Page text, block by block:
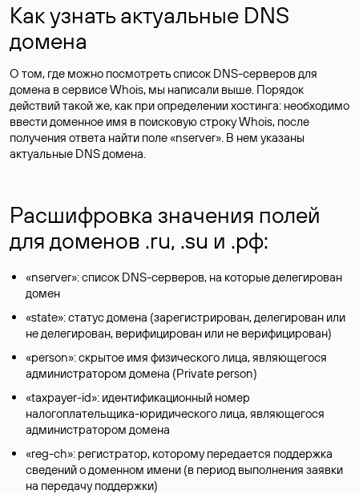
Как узнать актуальные DNS
домена
О том, где можно посмотреть список DNS-серверов для
домена в сервисе Whois, мы написали выше. Порядок
действий такой же, как при определении хостинга: необходимо
ввести доменное имя в поисковую строку Whois, после
получения ответа найти поле «nserver». В нем указаны
актуальные DNS домена.
Расшифровка значения полей
для доменов .ru, .su и .рф:
«nserver»: список DNS-серверов, на которые делегирован
домен
«state»: статус домена (зарегистрирован, делегирован или
не делегирован, верифицирован или не верифицирован)
«person»: скрытое имя физического лица, являющегося
администратором домена (Privatе person)
«taxpayer-id»: идентификационный номер
налогоплательщика-юридического лица, являющегося
администратором домена
«reg-ch»: регистратор, которому передается поддержка
сведений о доменном имени (в период выполнения заявки
на передачу поддержки)